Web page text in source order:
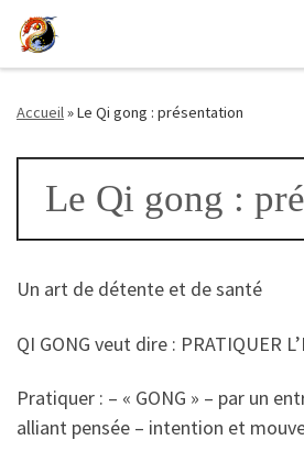
Passer au contenu
Accueil»Le Qi gong : présentation
Le Qi gong :
Un art de détente et de santé
QI GONG veut dire : PRATIQUER
Pratiquer : – « GONG » – par un
alliant pensée – intention et